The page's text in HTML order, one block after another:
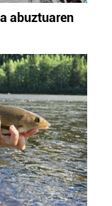
abuztuaren